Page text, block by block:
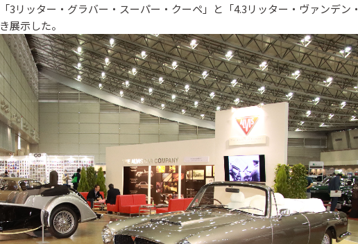
3リッター・グラバー・スーパー・クーペ」と「4.3リッター・ヴァンデン・
展示した。